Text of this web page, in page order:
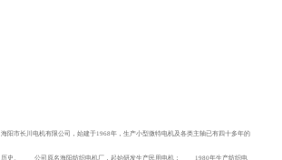
海阳市长川电机有限公司，始建于1968年，生产小型微特电机及各类主轴已有四十多年的
历史。 公司原名海阳纺织电机厂，起始研发生产民用电机； 1980年生产纺织电